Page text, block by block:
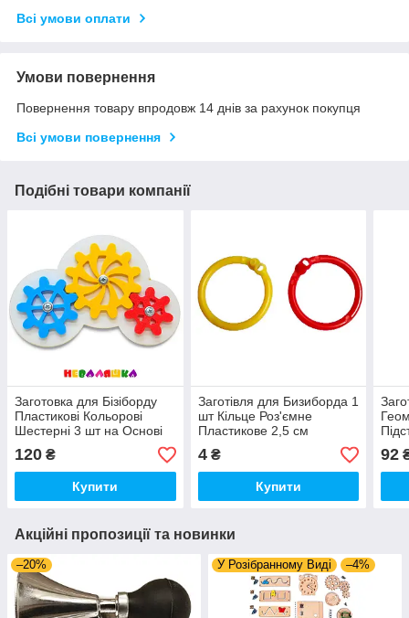
Всі умови оплати
Умови повернення
Повернення товару впродовж 14 днів за рахунок покупця
Всі умови повернення
Подібні товари компанії
Заготовка для Бізіборду
Пластикові Кольорові
Шестерні 3 шт на Основі
МДФ 18х13см, Комплект
Набір Шестерінки
Пластикові
120 ₴
Купити
Заготівля для Бизиборда 1
шт Кільце Роз'ємне
Пластикове 2,5 см
пластмасове кільце для
бізіборда
4₴
Купити
92
Акційні пропозиції та новинки
–20% У Розібранному Виді –4%